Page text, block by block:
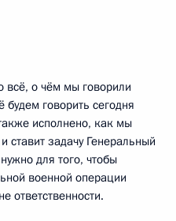
всё, о чём мы говорили
говорить сегодня
исполнено, как мы
ставит задачу Генеральный
для того, чтобы
военной операции
ответственности.